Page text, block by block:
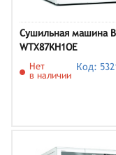
Сушильная машина
WTX87KH1OE
Нет
в наличии
Код: